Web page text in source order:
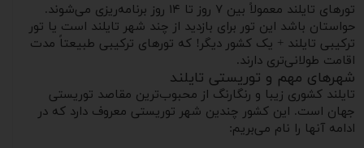
تورهای تایلند معمولاً بین ۷ روز تا ۱۴ روز برنامه‌ریزی می‌شوند.
حواستان باشد این تور برای بازدید از چند شهر تایلند است یا تور
ترکیبی تایلند + یک کشور دیگر! که تورهای ترکیبی طبیعتاً مدت
اقامت طولانی‌تری دارند.
شهرهای مهم و توریستی تایلند
تایلند کشوری زیبا و رنگارنگ از محبوب‌ترین مقاصد توریستی
جهان است. این کشور چندین شهر توریستی معروف دارد که در
ادامه آنها را نام می‌بریم: